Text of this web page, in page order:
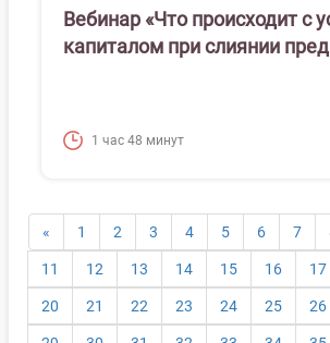
Вебинар «Что происходит с
капиталом при слиянии
1 час 48 минут
« 1 2 3 4 5 6 7
11 12 13 14 15 16 17
20 21 22 23 24 25 26